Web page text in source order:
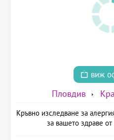
виж
Пловдив
Кръвно изследване за
за вашето здраве